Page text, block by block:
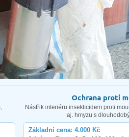
Ochrana proti
Nástřik interiéru insekticidem proti
aj. hmyzu s
Základní cena: 4.000 Kč